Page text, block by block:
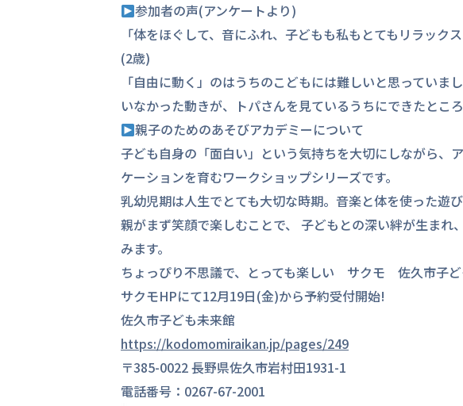
参加者の声(アンケートより)
「体をほぐして、音にふれ、子どもも私もとてもリラック
(2歳)
「自由に動く」のはうちのこどもには難しいと思ってい
いなかった動きが、トパさんを見ているうちにできたとこ
親子のためのあそびアカデミーについて
子ども自身の「面白い」という気持ちを大切にしながら、
ケーションを育むワークショップシリーズです。
乳幼児期は人生でとても大切な時期。音楽と体を使った遊
親がまず笑顔で楽しむことで、 子どもとの深い絆が生まれ
みます。
ちょっぴり不思議で、とっても楽しい サクモ 佐久市子
サクモHPにて12月19日(金)から予約受付開始!
佐久市子ども未来館
https://kodomomiraikan.jp/pages/249
〒385-0022 長野県佐久市岩村田1931-1
電話番号：0267-67-2001